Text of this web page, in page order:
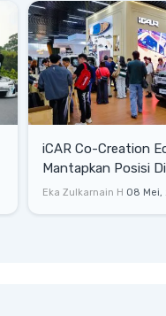
iCAR Co-Creation
Mantapkan Posisi
Gaya Hidup
Eka Zulkarnain H 08 Mei,